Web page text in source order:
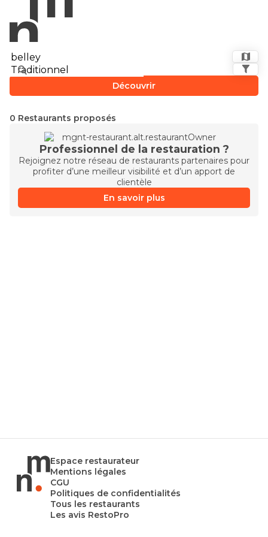
Découvrir
0 Restaurants proposés
Professionnel de la restauration ?
Rejoignez notre réseau de restaurants partenaires pour
profiter d’une meilleur visibilité et d’un apport de
clientèle
En savoir plus
Espace restaurateur
Mentions légales
CGU
Politiques de confidentialités
Tous les restaurants
Les avis RestoPro